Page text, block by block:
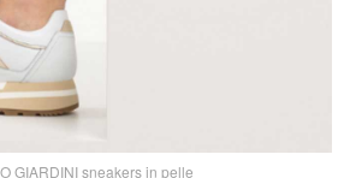
GIARDINI sneakers in pelle